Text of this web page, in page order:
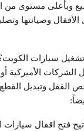
وبأعلى مستوى من
وصيانتها
سيارات
الأميركية أو
القفل وتبديل
فتح اقفال سيارات